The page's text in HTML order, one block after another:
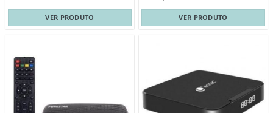
VER PRODUTO VER PRODUTO